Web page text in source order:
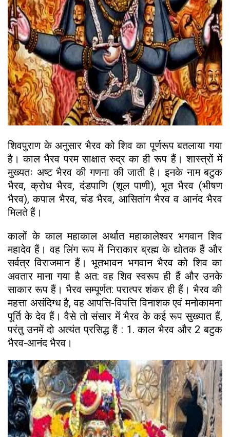
शिवपुराण के अनुसार भैरव को शिव का पूर्णरूप बतलाया गया
है। काल भैरव परम साक्षात रुद्र का ही रूप हैं। शास्त्रों में
मुख्यतः अष्ट भैरव की गणना की जाती है। इनके नाम बटुक
भैरव, क्रोध भैरव, दंडपाणि (शूल पाणी), भूत भैरव (भीषण
भैरव), कपाल भैरव, चंड भैरव, आसितांग भैरव व आनंद भैरव
मिलते हैं।
कालों के काल महाकाल अर्थात महाकालेश्वर भगवान शिव
महादेव हैं। वह लिंग रूप में निराकार ब्रह्म के द्योतक हैं और
सर्वत्र विराजमान हैं। भूतभावन भगवान भैरव को शिव का
अवतार माना गया है अत: वह शिव स्वरूप ही हैं और उनके
साकार रूप हैं। भैरव सम्पूर्णत: परात्पर शंकर ही हैं। भैरव की
महत्ता असंदिग्ध है, वह आपत्ति-विपत्ति विनाशक एवं मनोकामना
पूर्ति के देव हैं। वैसे तो संसार में भैरव के कई रूप सुख्यात हैं,
परंतु उनमें दो अत्यंत प्रसिद्ध हैं : 1. काल भैरव और 2 बटुक
भैरव-आनंद भैरव।